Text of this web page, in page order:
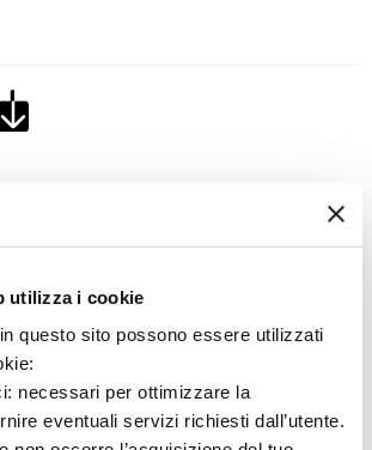
utilizza i cookie
questo sito possono essere utilizzati
necessari per ottimizzare la
eventuali servizi richiesti dall’utente.
of Cooperativa Ceramica d’Imola
Vittorio Veneto, 13 - 40026 Imola (BO)